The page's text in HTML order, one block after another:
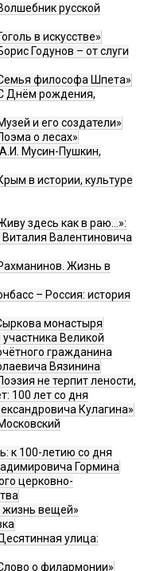
русской
в искусстве»
Годунов – от слуги
философа Шпета»
Днём рождения,
и его создатели»
о лесах»
Мусин-Пушкин,
в истории, культуре
здесь как в раю…»:
Валентиновича
Жизнь в
– Россия: история
монастыря
Великой
гражданина
Вязинина
не терпит лености,
100 лет со дня
Кулагина»
к 100-летию со дня
Гормина
церковно-
жизнь вещей»
улица:
о филармонии»